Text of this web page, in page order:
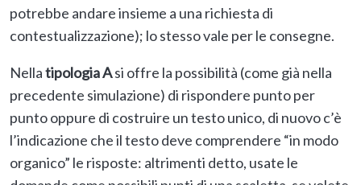
potrebbe andare insieme a una richiesta di
contestualizzazione); lo stesso vale per le consegne.
Nellatipologia Asi offre la possibilità (come già nella
precedente simulazione) di rispondere punto per
punto oppure di costruire un testo unico, di nuovo c’è
l’indicazione che il testo deve comprendere “in modo
organico” le risposte: altrimenti detto, usate le